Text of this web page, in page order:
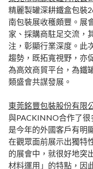
精麗製罐深耕鐵盒包裝
南包裝展收穫頗豐。展
家、採購商駐足交流，
注，彰顯行業深度。此
趨勢，既拓寬視野，亦
為高效商貿平台，為鐵
類盛會共謀發展。
東莞銘豐包裝股份有限
與PACKINNO合作了
是今年的外國客戶有明
在觀眾面前展示出獨特
的展會中，就很好地突
材料運用」的特點，因